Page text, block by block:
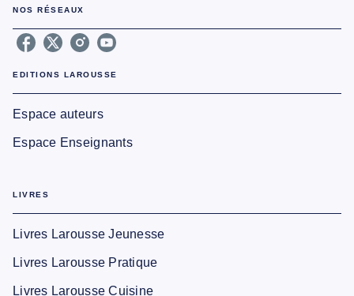
NOS RÉSEAUX
EDITIONS LAROUSSE
Espace auteurs
Espace Enseignants
LIVRES
Livres Larousse Jeunesse
Livres Larousse Pratique
Livres Larousse Cuisine